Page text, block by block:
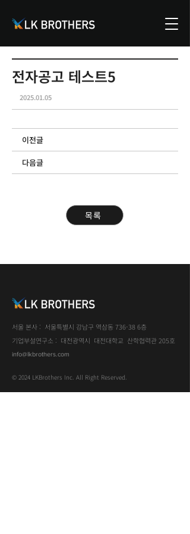
전자공고 테스트5
2025.01.05
​이전글
다음글
목록
서울 본사 : 서울특별시 강남구 역삼동 736-38 6층
기업부설연구소 : 대전광역시 대전대학교 산학협력관 205호
info@lkbrothers.com
© 2024 LKBrothers Inc. All Right Reserved.